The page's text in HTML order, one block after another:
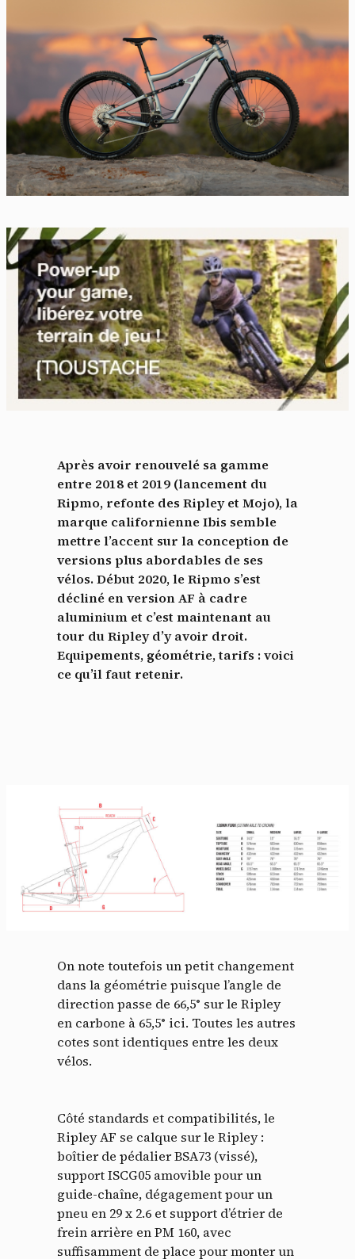
Après avoir renouvelé sa gamme
entre 2018 et 2019 (lancement du
Ripmo, refonte des Ripley et Mojo), la
marque californienne Ibis semble
mettre l’accent sur la conception de
versions plus abordables de ses
vélos. Début 2020, le Ripmo s’est
décliné en version AF à cadre
aluminium et c’est maintenant au
tour du Ripley d’y avoir droit.
Equipements, géométrie, tarifs : voici
ce qu’il faut retenir.
On note toutefois un petit changement
dans la géométrie puisque l’angle de
direction passe de 66,5° sur le Ripley
en carbone à 65,5° ici. Toutes les autres
cotes sont identiques entre les deux
vélos.
Côté standards et compatibilités, le
Ripley AF se calque sur le Ripley :
boîtier de pédalier BSA73 (vissé),
support ISCG05 amovible pour un
guide-chaîne, dégagement pour un
pneu en 29 x 2.6 et support d’étrier de
frein arrière en PM 160, avec
suffisamment de place pour monter un